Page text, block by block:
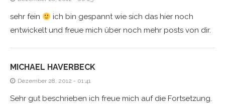
sehr fein
ich bin gespannt wie sich das hier noch
entwickelt und freue mich über noch mehr posts von dir.
MICHAEL HAVERBECK
Dezember 28, 2012 - 01:41
Sehr gut beschrieben ich freue mich auf die Fortsetzung.